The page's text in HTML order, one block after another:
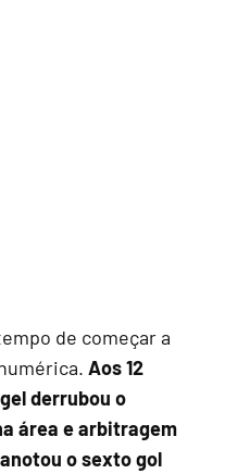
de começar a
Aos 12
derrubou o
área e arbitragem
o sexto gol